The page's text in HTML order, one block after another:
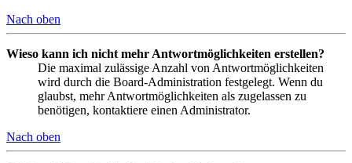
Nach oben
Wieso kann ich nicht mehr Antwortmöglichkeiten erstellen?
Die maximal zulässige Anzahl von Antwortmöglichkeiten
wird durch die Board-Administration festgelegt. Wenn du
glaubst, mehr Antwortmöglichkeiten als zugelassen zu
benötigen, kontaktiere einen Administrator.
Nach oben